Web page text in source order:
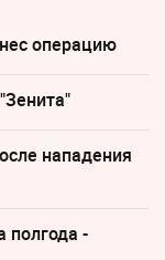
операцию
нападения
полгода -